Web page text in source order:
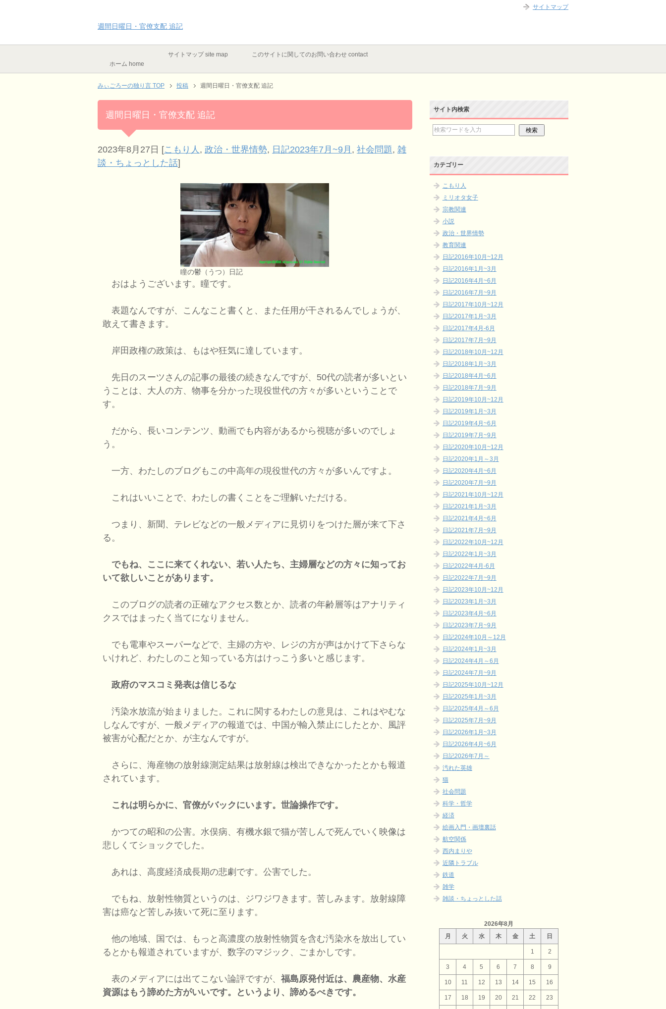
週間日曜日・官僚支配 追記
ホーム home
サイトマップ site map このサイトに関してのお問い合わせ contact
みぃごろーの独り言 TOP 投稿 週間日曜日・官僚支配 追記
週間日曜日・官僚支配 追記
2023年8月27日 [こもり人 , 政治・世界情勢, 日記2023年7月~9月 , 社会問題, 雑
談・ちょっとした話]
瞳の鬱（うつ）日記
おはようございます。瞳です。
表題なんですが、こんなこと書くと、また任用が干されるんでしょうが、
敢えて書きます。
岸田政権の政策は、もはや狂気に達しています。
先日のスーツさんの記事の最後の続きなんですが、50代の読者が多いとい
うことは、大人の方、物事を分かった現役世代の方々が多いということで
す。
だから、長いコンテンツ、動画でも内容があるから視聴が多いのでしょ
う。
一方、わたしのブログもこの中高年の現役世代の方々が多いんですよ。
これはいいことで、わたしの書くことをご理解いただける。
つまり、新聞、テレビなどの一般メディアに見切りをつけた層が来て下さ
る。
でもね、ここに来てくれない、若い人たち、主婦層などの方々に知ってお
いて欲しいことがあります。
このブログの読者の正確なアクセス数とか、読者の年齢層等はアナリティ
クスではまったく当てになりません。
でも電車やスーパーなどで、主婦の方や、レジの方が声はかけて下さらな
いけれど、わたしのこと知っている方はけっこう多いと感じます。
政府のマスコミ発表は信じるな
汚染水放流が始まりました。これに関するわたしの意見は、これはやむな
しなんですが、一般メディアの報道では、中国が輸入禁止にしたとか、風評
被害が心配だとか、が主なんですが。
さらに、海産物の放射線測定結果は放射線は検出できなかったとかも報道
されています。
これは明らかに、官僚がバックにいます。世論操作です。
かつての昭和の公害。水俣病、有機水銀で猫が苦しんで死んでいく映像は
悲しくてショックでした。
あれは、高度経済成長期の悲劇です。公害でした。
でもね、放射性物質というのは、ジワジワきます。苦しみます。放射線障
害は癌など苦しみ抜いて死に至ります。
他の地域、国では、もっと高濃度の放射性物質を含む汚染水を放出してい
るとかも報道されていますが、数字のマジック、ごまかしです。
表のメディアには出てこない論評ですが、 福島原発付近は、農産物、水産
資源はもう諦めた方がいいです。というより、諦めるべきです。
サイト内検索
カテゴリー
こもり人
ミリオタ女子
宗教関連
小説
政治・世界情勢
教育関連
日記2016年10月~12月
日記2016年1月~3月
日記2016年4月~6月
日記2016年7月~9月
日記2017年10月~12月
日記2017年1月~3月
日記2017年4月-6月
日記2017年7月~9月
日記2018年10月~12月
日記2018年1月~3月
日記2018年4月~6月
日記2018年7月~9月
日記2019年10月~12月
日記2019年1月~3月
日記2019年4月~6月
日記2019年7月~9月
日記2020年10月~12月
日記2020年1月～3月
日記2020年4月~6月
日記2020年7月~9月
日記2021年10月~12月
日記2021年1月~3月
日記2021年4月~6月
日記2021年7月~9月
日記2022年10月~12月
日記2022年1月~3月
日記2022年4月-6月
日記2022年7月~9月
日記2023年10月~12月
日記2023年1月~3月
日記2023年4月~6月
日記2023年7月~9月
日記2024年10月～12月
日記2024年1月~3月
日記2024年4月～6月
日記2024年7月~9月
日記2025年10月~12月
日記2025年1月~3月
日記2025年4月～6月
日記2025年7月~9月
日記2026年1月~3月
日記2026年4月~6月
日記2026年7月～
汚れた英雄
猫
社会問題
科学・哲学
経済
絵画入門・画壇裏話
航空関係
西内まりや
近隣トラブル
鉄道
雑学
雑談・ちょっとした話
2026年8月
月
火 水 木 金 土 日
1 2
3 4 5 6 7 8 9
10 11 12 13 14 15 16
17 18 19 20 21 22 23
サイトマップ